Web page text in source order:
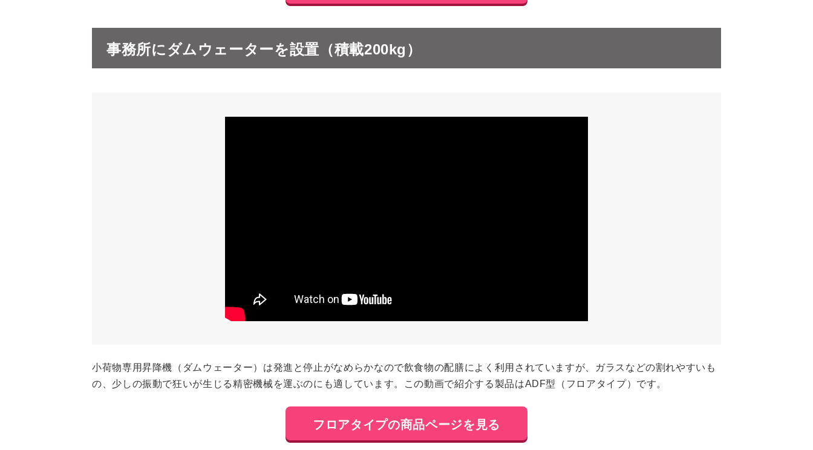
事務所にダムウェーターを設置（積載200kg）
小荷物専用昇降機（ダムウェーター）は発進と停止がなめらかなので飲食物の配膳によく利用されていますが、ガラスなどの割れやすいも
の、少しの振動で狂いが生じる精密機械を運ぶのにも適しています。この動画で紹介する製品はADF型（フロアタイプ）です。
フロアタイプの商品ページを見る